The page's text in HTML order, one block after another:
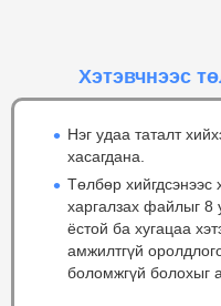
Хэтэвчнээс
Нэг удаа таталт
хасагдана.
Төлбөр
харгалзах файлыг 8
ёстой ба хугацаа
амжилтгүй
боломжгүй болохыг